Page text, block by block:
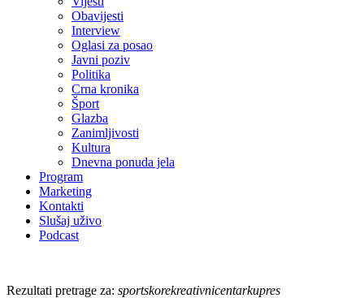
Obavijesti
Interview
Oglasi za posao
Javni poziv
Politika
Crna kronika
Šport
Glazba
Zanimljivosti
Kultura
Dnevna ponuda jela
Program
Marketing
Kontakti
Slušaj uživo
Podcast
Rezultati pretrage za: sportskorekreativnicentarkupres